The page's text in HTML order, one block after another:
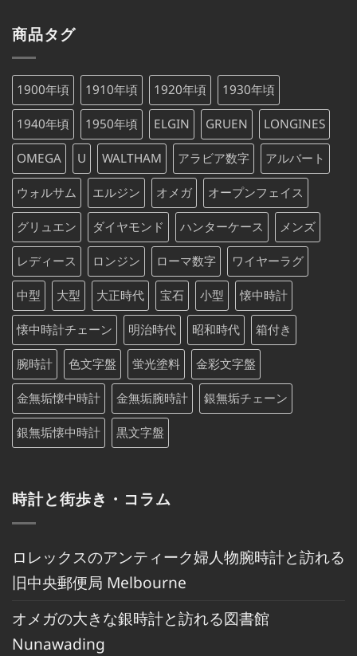
で
価
¥75,000
で
た。
は
¥75,000
で
す。
商品タグ
1900年頃 1910年頃 1920年頃 1930年頃
1940年頃 1950年頃 ELGIN GRUEN LONGINES
OMEGA U WALTHAM アラビア数字 アルバート
ウォルサム エルジン オメガ オープンフェイス
グリュエン ダイヤモンド ハンターケース メンズ
レディース ロンジン ローマ数字 ワイヤーラグ
中型 大型 大正時代 宝石 小型 懐中時計
懐中時計チェーン 明治時代 昭和時代 箱付き
腕時計 色文字盤 蛍光塗料 金彩文字盤
金無垢懐中時計 金無垢腕時計 銀無垢チェーン
銀無垢懐中時計 黒文字盤
時計と街歩き・コラム
ロレックスのアンティーク婦人物腕時計と訪れる
旧中央郵便局 Melbourne
オメガの大きな銀時計と訪れる図書館
Nunawading